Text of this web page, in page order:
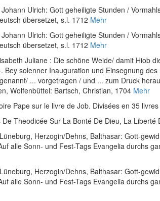
Ulrich: Gott geheiligte Stunden /
übersetzet, s.l. 1712 Mehr
Ulrich: Gott geheiligte Stunden /
übersetzet, s.l. 1712 Mehr
Juliane : Die schöne Weide/ damit Hiob
Bey solenner Inauguration und Einsegnung
... vorgetragen / und ... zum Druck
, Wolfenbüttel: Bartsch, Christian, 1704 Mehr
Pape sur le livre de Job. Divisées en 35
De Theodicée Sur La Bonté De Dieu, La
Herzogin/Dehns, Balthasar: Gott-
alle Sonn- und Fest-Tags Evangelia durchs
Herzogin/Dehns, Balthasar: Gott-
alle Sonn- und Fest-Tags Evangelia durchs